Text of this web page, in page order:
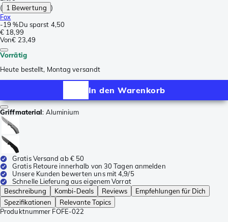
( 1 Bewertung )
Fox
-19 %Du sparst 4,50
€ 18,99
Von€ 23,49
Vorrätig
Heute bestellt, Montag versandt
In den Warenkorb
Griffmaterial: Aluminium
Gratis Versand ab € 50
Gratis Retoure innerhalb von 30 Tagen anmelden
Unsere Kunden bewerten uns mit 4,9/5
Schnelle Lieferung aus eigenem Vorrat
Beschreibung
Kombi-Deals Reviews
Empfehlungen für Dich
Spezifikationen
Relevante Topics
Produktnummer FOFE-022